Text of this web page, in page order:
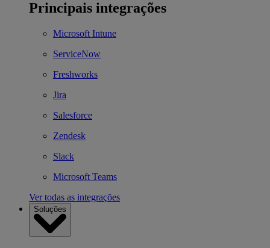
Principais integrações
Microsoft Intune
ServiceNow
Freshworks
Jira
Salesforce
Zendesk
Slack
Microsoft Teams
Ver todas as integrações
Soluções